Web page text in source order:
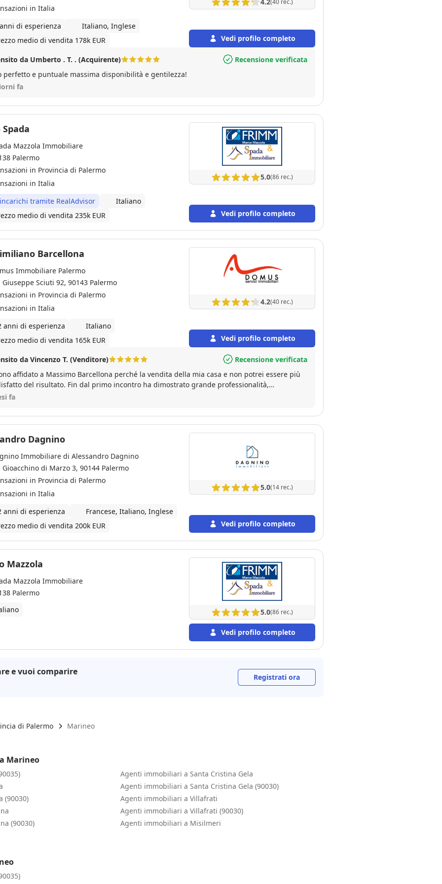
in Italia
di esperienza
Italiano, Inglese
medio di vendita 178k EUR
Vedi profilo completo
da Umberto . T. . (Acquirente)
Recensione verificata
perfetto e puntuale massima disponibilità e gentilezza!
fa
Mazzola Immobiliare
Palermo
in Provincia di Palermo
in Italia
tramite RealAdvisor
Italiano
medio di vendita 235k EUR
5.0(86 rec.)
Vedi profilo completo
Barcellona
Immobiliare Palermo
Giuseppe Sciuti 92, 90143 Palermo
in Provincia di Palermo
in Italia
anni di esperienza
Italiano
medio di vendita 165k EUR
4.2(40 rec.)
Vedi profilo completo
da Vincenzo T. (Venditore)
Recensione verificata
affidato a Massimo Barcellona perché la vendita della mia casa e non potrei essere più
del risultato. Fin dal primo incontro ha dimostrato grande professionalità,
e una profonda conoscenza del mercato immobiliare. Mi ha seguito passo dopo
con la massima trasparenza e togliendomi ogni preoccupazione. Grazie al suo
e al suo impegno, siamo riusciti a vendere la casa in tempi brevi. Consigliatissimo a
cerchi un professionista serio e affidabile!
fa
Dagnino
Immobiliare di Alessandro Dagnino
Gioacchino di Marzo 3, 90144 Palermo
in Provincia di Palermo
in Italia
anni di esperienza
Francese, Italiano, Inglese
medio di vendita 200k EUR
5.0(14 rec.)
Vedi profilo completo
Mazzola
Mazzola Immobiliare
Palermo
5.0(86 rec.)
Vedi profilo completo
e vuoi comparire
Registrati ora
di Palermo Marineo
Marineo
(90030)
(90030)
Agenti immobiliari a Santa Cristina Gela
Agenti immobiliari a Santa Cristina Gela (90030)
Agenti immobiliari a Villafrati
Agenti immobiliari a Villafrati (90030)
Agenti immobiliari a Misilmeri